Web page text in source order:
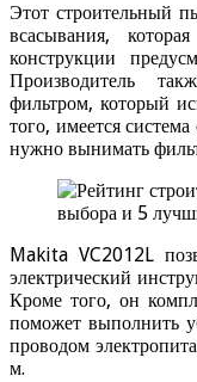
Этот строительный
всасывания,
конструкции
Производитель
фильтром, который
того, имеется
нужно вынимать
Makita VC2012L
электрический
Кроме того, он
поможет выполнить
проводом
м.